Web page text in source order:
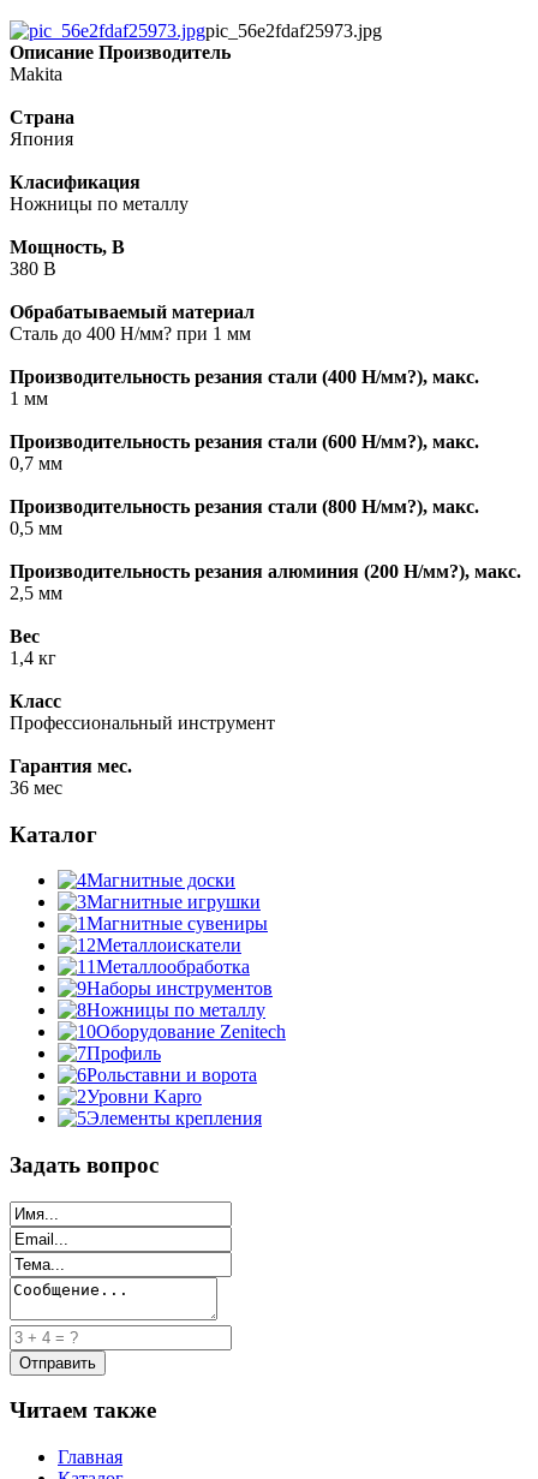
pic_56e2fdaf25973.jpg
Описание Производитель
Makita
Страна
Япония
Класификация
Ножницы по металлу
Мощность, В
380 В
Обрабатываемый материал
Сталь до 400 Н/мм? при 1 мм
Производительность резания стали (400 Н/мм?), макс.
1 мм
Производительность резания стали (600 Н/мм?), макс.
0,7 мм
Производительность резания стали (800 Н/мм?), макс.
0,5 мм
Производительность резания алюминия (200 Н/мм?), макс.
2,5 мм
Вес
1,4 кг
Класс
Профессиональный инструмент
Гарантия мес.
36 мес
Каталог
Магнитные доски
Магнитные игрушки
Магнитные сувениры
Металлоискатели
Металлообработка
Наборы инструментов
Ножницы по металлу
Оборудование Zenitech
Профиль
Рольставни и ворота
Уровни Kapro
Элементы крепления
Задать вопрос
Читаем также
Главная